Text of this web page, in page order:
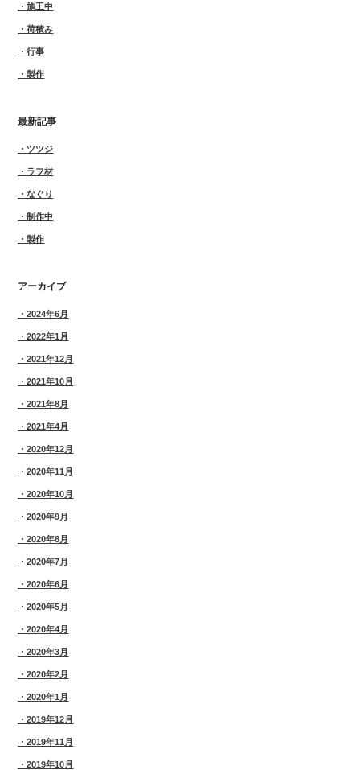
施工中
荷積み
行事
製作
最新記事
ツツジ
ラフ材
なぐり
制作中
製作
アーカイブ
2024年6月
2022年1月
2021年12月
2021年10月
2021年8月
2021年4月
2020年12月
2020年11月
2020年10月
2020年9月
2020年8月
2020年7月
2020年6月
2020年5月
2020年4月
2020年3月
2020年2月
2020年1月
2019年12月
2019年11月
2019年10月